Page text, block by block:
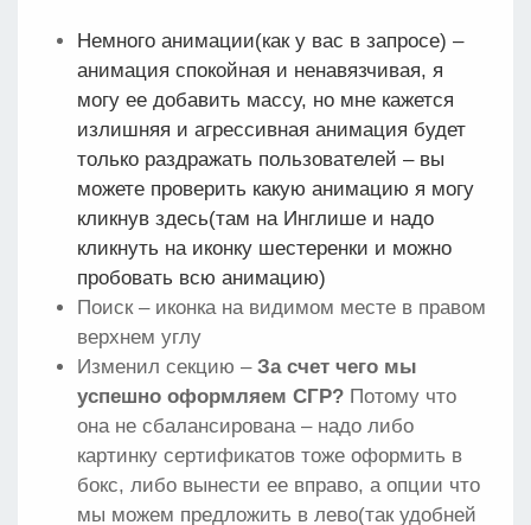
Немного анимации(как у вас в запросе) –
анимация спокойная и ненавязчивая, я
могу ее добавить массу, но мне кажется
излишняя и агрессивная анимация будет
только раздражать пользователей – вы
можете проверить какую анимацию я могу
кликнув здесь(там на Инглише и надо
кликнуть на иконку шестеренки и можно
пробовать всю анимацию)
Поиск – иконка на видимом месте в правом
верхнем углу
Изменил секцию – За счет чего мы
успешно оформляем СГР? Потому что
она не сбалансирована – надо либо
картинку сертификатов тоже оформить в
бокс, либо вынести ее вправо, а опции что
мы можем предложить в лево(так удобней